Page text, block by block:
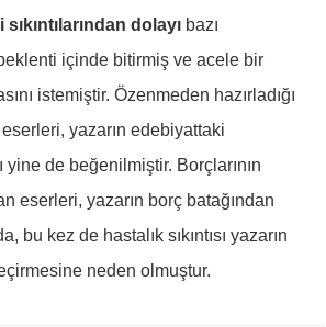
sıkıntılarından dolayı bazı
içinde bitirmiş ve acele bir
istemiştir. Özenmeden hazırladığı
yazarın edebiyattaki
yine de beğenilmiştir. Borçlarının
eserleri, yazarın borç batağından
bu kez de hastalık sıkıntısı yazarın
neden olmuştur.